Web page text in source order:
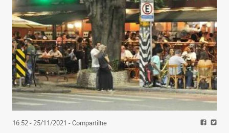
16:52 - 25/11/2021 - Compartilhe